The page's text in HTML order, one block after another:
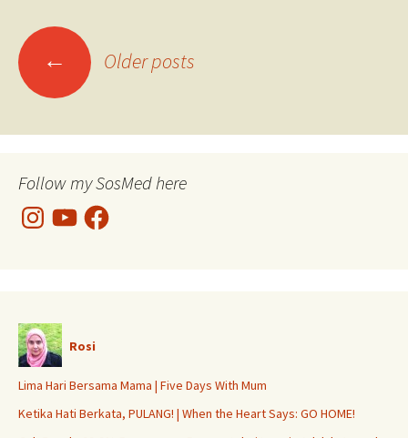
Posts
navigation
← Older posts
Follow my SosMed here
InstagramYouTubeFacebook
Rosi
Lima Hari Bersama Mama | Five Days With Mum
Ketika Hati Berkata, PULANG! | When the Heart Says: GO HOME!